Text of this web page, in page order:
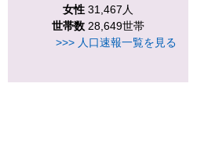
女性 31,467人
世帯数 28,649世帯
>>> 人口速報一覧を見る